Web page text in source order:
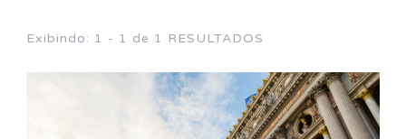
Exibindo: 1 - 1 de 1 RESULTADOS